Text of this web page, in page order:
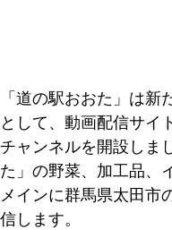
「道の駅おおた」は新
として、動画配信サイ
チャンネルを開設しま
た」の野菜、加工品、
メインに群馬県太田市
信します。